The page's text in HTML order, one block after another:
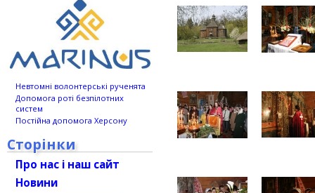
Невтомні волонтерські рученята
Допомога роті безпілотних
систем
Постійна допомога Херсону
Сторінки
Про нас і наш сайт
Новини